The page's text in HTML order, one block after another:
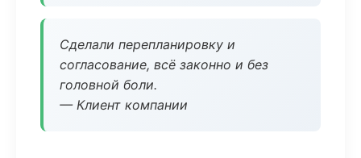
Сделали перепланировку и
согласование, всё законно и без
головной боли.
— Клиент компании